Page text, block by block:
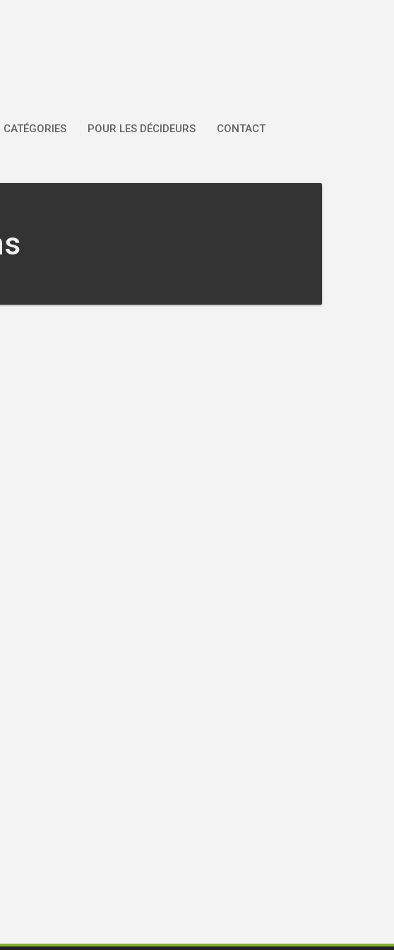
CATÉGORIES POUR LES DÉCIDEURS CONTACT